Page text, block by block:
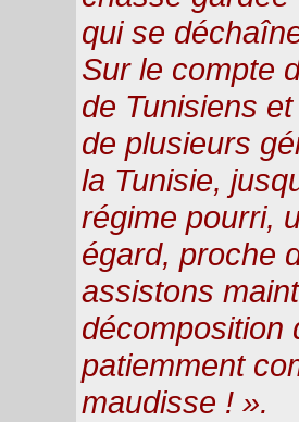
qui se
Sur le compte
de Tunisiens
de plusieurs
la Tunisie,
régime pourri,
égard, proche
assistons
décomposition
patiemment
maudisse ! ».